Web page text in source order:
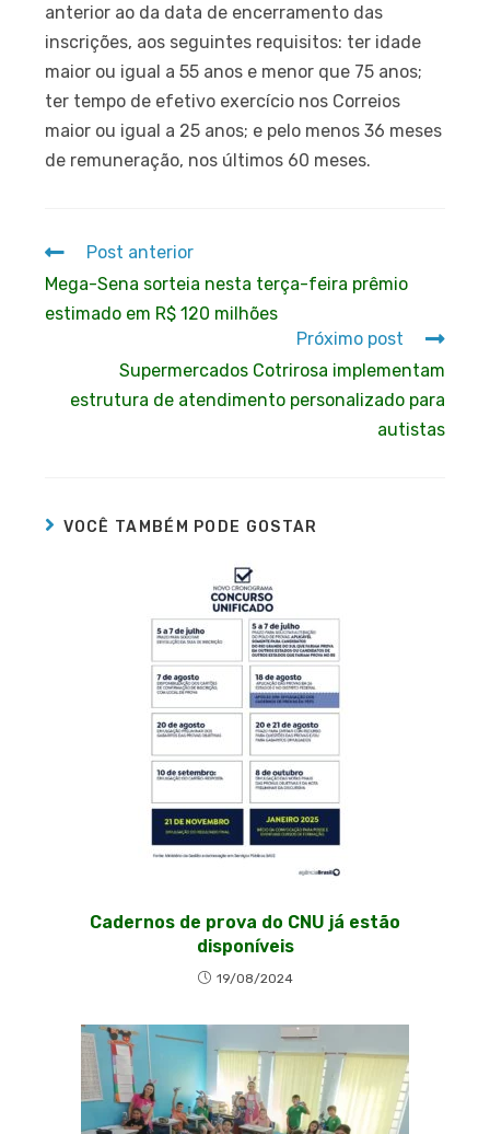
anterior ao da data de encerramento das
inscrições, aos seguintes requisitos: ter idade
maior ou igual a 55 anos e menor que 75 anos;
ter tempo de efetivo exercício nos Correios
maior ou igual a 25 anos; e pelo menos 36 meses
de remuneração, nos últimos 60 meses.
Post anterior
Mega-Sena sorteia nesta terça-feira prêmio
estimado em R$ 120 milhões
Próximo post
Supermercados Cotrirosa implementam
estrutura de atendimento personalizado para
autistas
VOCÊ TAMBÉM PODE GOSTAR
Cadernos de prova do CNU já estão
disponíveis
19/08/2024